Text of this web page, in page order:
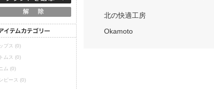
プス (0)
ムス (0)
ム (0)
ピース (0)
北の快適工房
Okamoto